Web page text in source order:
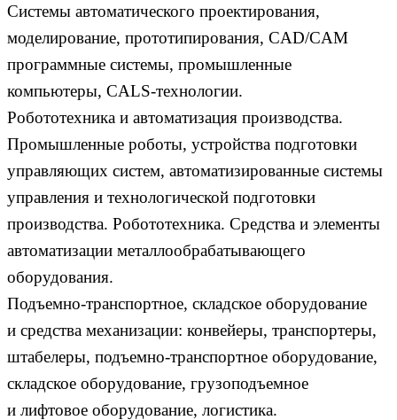
Системы автоматического проектирования,
моделирование, прототипирования, CAD/CAM
программные системы, промышленные
компьютеры, CALS-технологии.
Робототехника и автоматизация производства.
Промышленные роботы, устройства подготовки
управляющих систем, автоматизированные системы
управления и технологической подготовки
производства. Робототехника. Средства и элементы
автоматизации металлообрабатывающего
оборудования.
Подъемно-транспортное, складское оборудование
и средства механизации: конвейеры, транспортеры,
штабелеры, подъемно-транспортное оборудование,
складское оборудование, грузоподъемное
и лифтовое оборудование, логистика.